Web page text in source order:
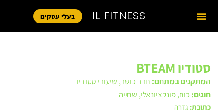
IL FITNESS בעלי עסקים
סטודיו BTEAM
המתקנים במתחם: חדר כושר, שיעורי סטודיו
חוגים: כוח,פונקציונאלי, שחייה
כתובת: גדרה